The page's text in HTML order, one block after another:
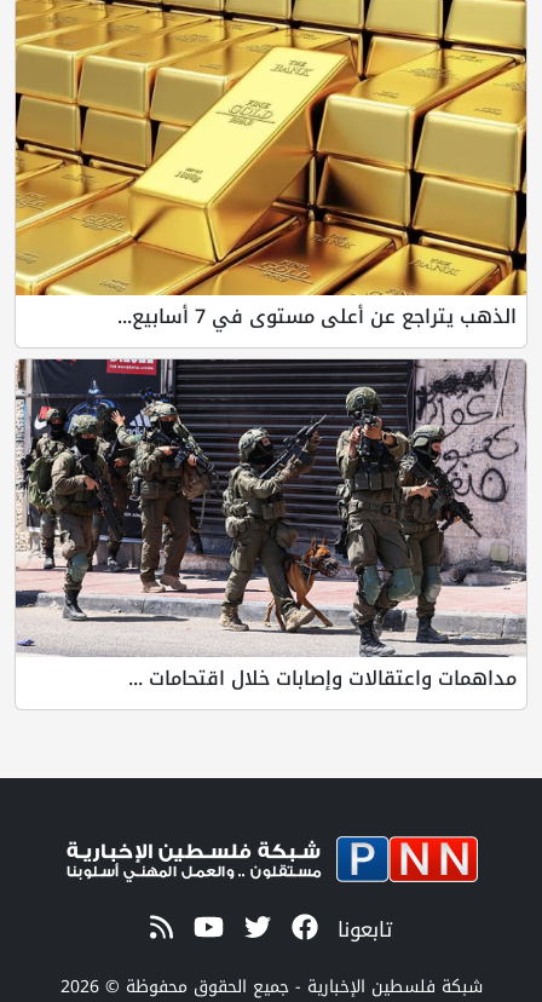
الذهب يتراجع عن أعلى مستوى في 7 أسابيع...
مداهمات واعتقالات وإصابات خلال اقتحامات ...
تابعونا
شبكة فلسطين الإخبارية - جميع الحقوق محفوظة © 2026